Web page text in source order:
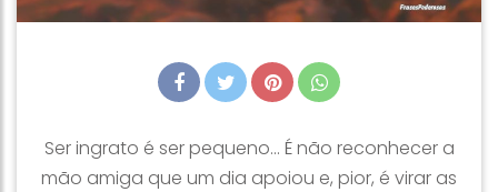
Ser ingrato é ser pequeno... É não reconhecer a
mão amiga que um dia apoiou e, pior, é virar as